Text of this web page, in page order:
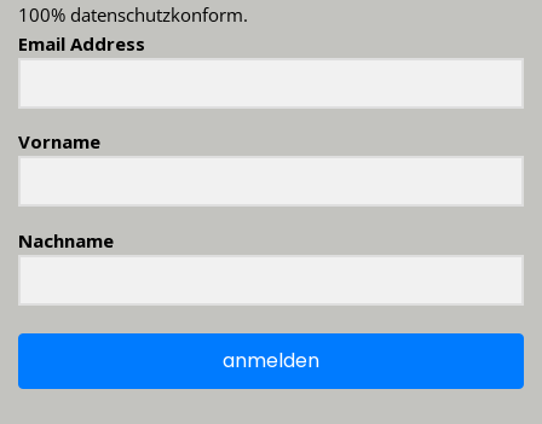
100% datenschutzkonform.
Email Address
Vorname
Nachname
anmelden